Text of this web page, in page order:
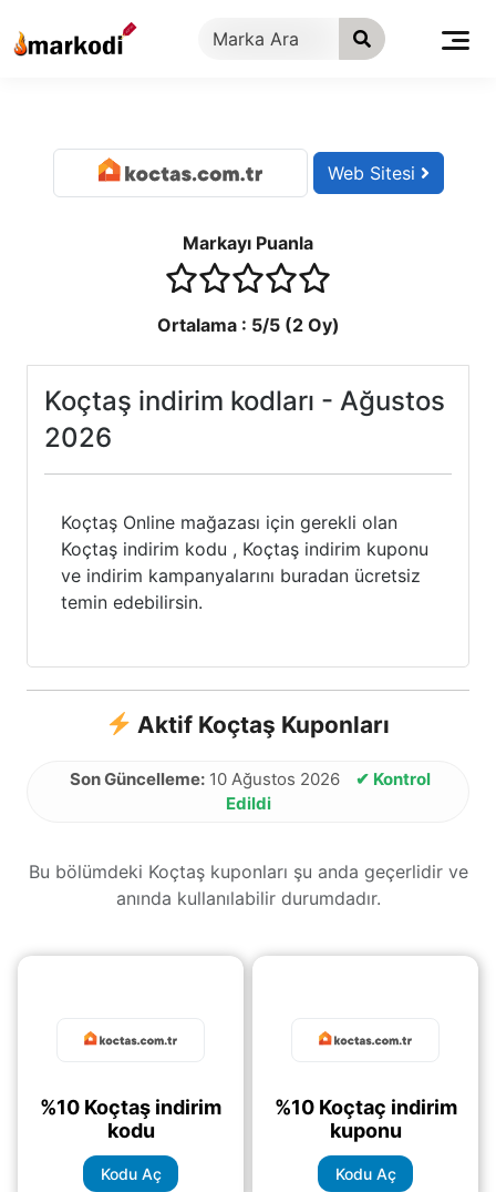
geç
Web Sitesi
Markayı Puanla
4 stars
3 stars
2 stars
1 stars
Ortalama : 5/5 (2Oy)
Koçtaş indirim kodları - Ağustos
2026
Koçtaş Online mağazası için gerekli olan
Koçtaş indirim kodu , Koçtaş indirim kuponu
ve indirim kampanyalarını buradan ücretsiz
temin edebilirsin.
Aktif Koçtaş Kuponları
Son Güncelleme: 10 Ağustos 2026
✔ Kontrol
Edildi
Bu bölümdeki Koçtaş kuponları şu anda geçerlidir ve
anında kullanılabilir durumdadır.
%10 Koçtaş indirim
kodu
Kodu Aç
%10 Koçtaç indirim
kuponu
Kodu Aç